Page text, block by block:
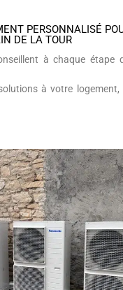
PERSONNALISÉ
DE LA TOUR
à chaque étape
à votre